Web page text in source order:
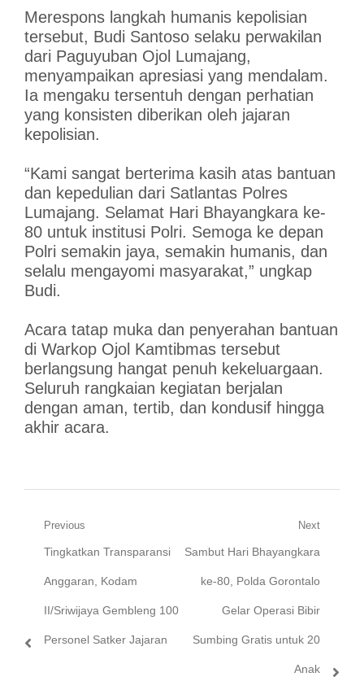
Merespons langkah humanis kepolisian
tersebut, Budi Santoso selaku perwakilan
dari Paguyuban Ojol Lumajang,
menyampaikan apresiasi yang mendalam.
Ia mengaku tersentuh dengan perhatian
yang konsisten diberikan oleh jajaran
kepolisian.
“Kami sangat berterima kasih atas bantuan
dan kepedulian dari Satlantas Polres
Lumajang. Selamat Hari Bhayangkara ke-
80 untuk institusi Polri. Semoga ke depan
Polri semakin jaya, semakin humanis, dan
selalu mengayomi masyarakat,” ungkap
Budi.
Acara tatap muka dan penyerahan bantuan
di Warkop Ojol Kamtibmas tersebut
berlangsung hangat penuh kekeluargaan.
Seluruh rangkaian kegiatan berjalan
dengan aman, tertib, dan kondusif hingga
akhir acara.
Navigasi
pos
Previous
Previous
post:
Tingkatkan Transparansi
Anggaran, Kodam
II/Sriwijaya Gembleng 100
Personel Satker Jajaran
Next
Next
post:
Sambut Hari Bhayangkara
ke-80, Polda Gorontalo
Gelar Operasi Bibir
Sumbing Gratis untuk 20
Anak